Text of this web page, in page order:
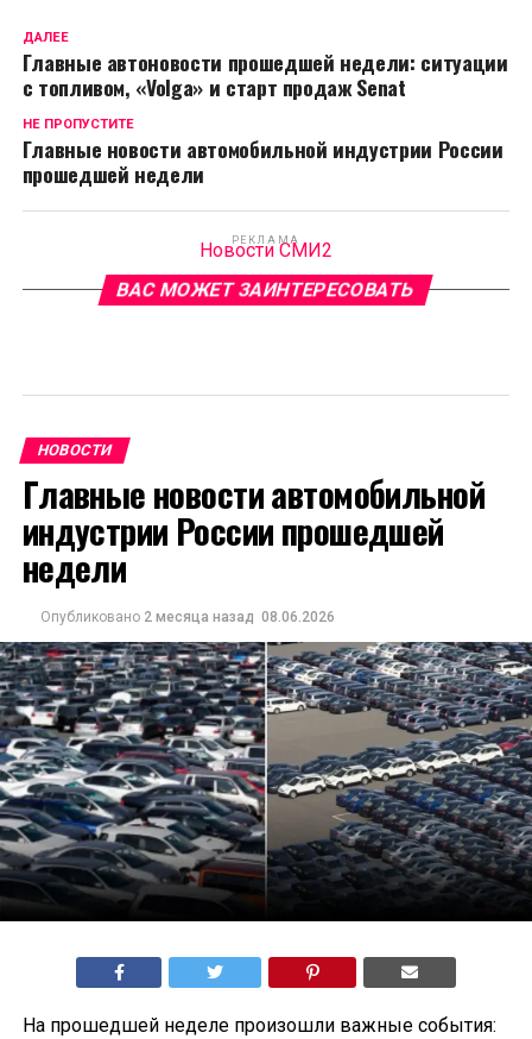
ДАЛЕЕ
Главные автоновости прошедшей недели: ситуации
с топливом, «Volga» и старт продаж Senat
НЕ ПРОПУСТИТЕ
Главные новости автомобильной индустрии России
прошедшей недели
РЕКЛАМА
Новости СМИ2
ВАС МОЖЕТ ЗАИНТЕРЕСОВАТЬ
НОВОСТИ
Главные новости автомобильной
индустрии России прошедшей
недели
Опубликовано 2 месяца назад 08.06.2026
На прошедшей неделе произошли важные события: